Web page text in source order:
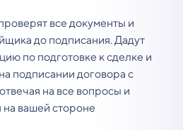
все документы и
до подписания. Дадут
по подготовке к сделке и
подписании договора с
на все вопросы и
на вашей стороне